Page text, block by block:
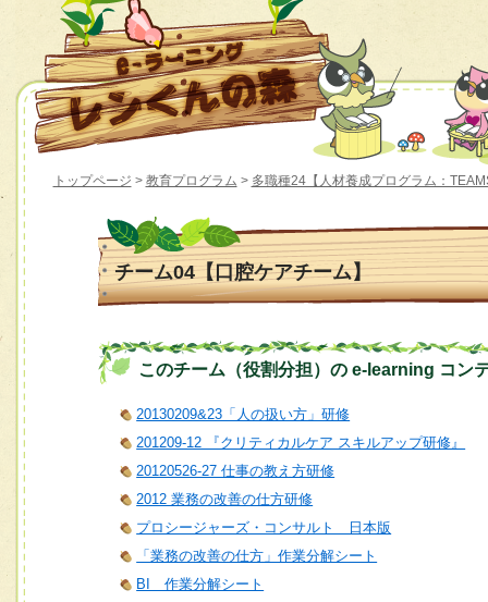
トップページ > 教育プログラム > 多職種24【人材養成プログラム：
チーム04【口腔ケアチーム】
このチーム（役割分担）の e-learning コン
20130209&23「人の扱い方」研修
201209-12 『クリティカルケア スキルアップ研修』
20120526-27 仕事の教え方研修
2012 業務の改善の仕方研修
プロシージャーズ・コンサルト 日本版
「業務の改善の仕方」作業分解シート
BI 作業分解シート